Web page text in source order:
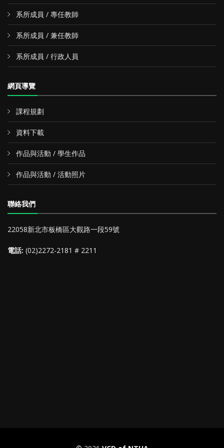
系所成員 / 專任教師
系所成員 / 兼任教師
系所成員 / 行政人員
網頁導覽
課程規劃
資料下載
作品與活動 / 學生作品
作品與活動 / 活動照片
聯絡我們
22058新北市板橋區大觀路一段59號
電話: (02)2272-2181 # 2211